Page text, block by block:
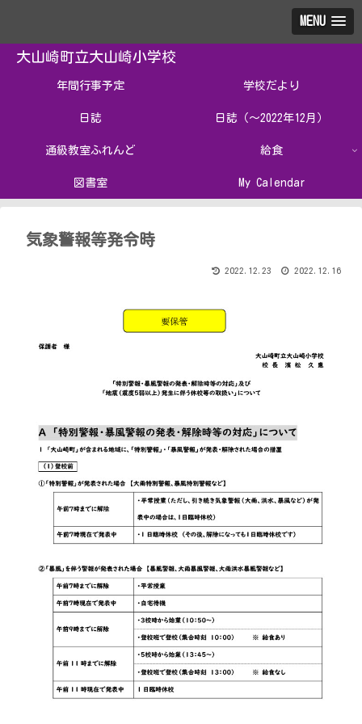
MENU
大山崎町立大山崎小学校
年間行事予定 学校だより
日誌 日誌（～2022年12月）
通級教室ふれんど 給食
図書室 My Calendar
気象警報等発令時
2022.12.23 2022.12.16